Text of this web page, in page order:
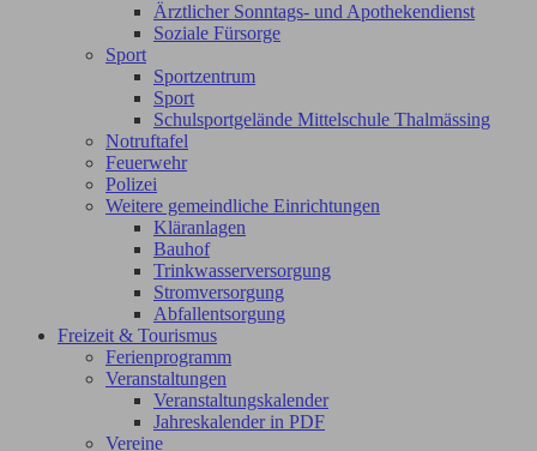
Ärztlicher Sonntags- und Apothekendienst
Soziale Fürsorge
Sport
Sportzentrum
Sport
Schulsportgelände Mittelschule Thalmässing
Notruftafel
Feuerwehr
Polizei
Weitere gemeindliche Einrichtungen
Kläranlagen
Bauhof
Trinkwasserversorgung
Stromversorgung
Abfallentsorgung
Freizeit & Tourismus
Ferienprogramm
Veranstaltungen
Veranstaltungskalender
Jahreskalender in PDF
Vereine